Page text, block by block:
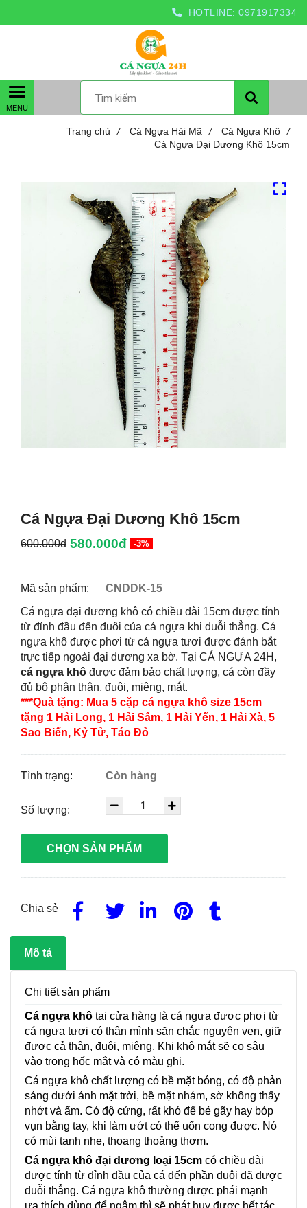
HOTLINE: 0971917334
Trang chủ / Cá Ngựa Hải Mã / Cá Ngựa Khô
/
Cá Ngựa Đại Dương Khô 15cm
Cá Ngựa Đại Dương Khô 15cm
600.000đ 580.000đ -3%
Mã sản phẩm:
CNDDK-15
Cá ngựa đại dương khô có chiều dài 15cm được tính
từ đỉnh đầu đến đuôi của cá ngựa khi duỗi thẳng. Cá
ngựa khô được phơi từ cá ngựa tươi được đánh bắt
trực tiếp ngoài đại dương xa bờ. Tại CÁ NGỰA 24H,
cá ngựa khô được đảm bảo chất lượng, cá còn đầy
đủ bộ phận thân, đuôi, miệng, mắt.
***Quà tặng: Mua 5 cặp cá ngựa khô size 15cm
tặng 1 Hải Long, 1 Hải Sâm, 1 Hải Yến, 1 Hải Xà, 5
Sao Biển, Kỷ Tử, Táo Đỏ
Tình trạng: Còn hàng
Số lượng:
CHỌN SẢN PHẨM
Chia sẻ
Mô tả
Chi tiết sản phẩm
Cá ngựa khô tại cửa hàng là cá ngựa được phơi từ
cá ngựa tươi có thân mình săn chắc nguyên vẹn, giữ
được cả thân, đuôi, miệng. Khi khô mắt sẽ co sâu
vào trong hốc mắt và có màu ghi.
Cá ngựa khô chất lượng có bề mặt bóng, có độ phản
sáng dưới ánh mặt trời, bề mặt nhám, sờ không thấy
nhớt và ẩm. Có độ cứng, rất khó để bẻ gãy hay bóp
vụn bằng tay, khi làm ướt có thể uốn cong được. Nó
có mùi tanh nhẹ, thoang thoảng thơm.
Cá ngựa khô đại dương loại 15cm có chiều dài
được tính từ đỉnh đầu của cá đến phần đuôi đã được
duỗi thẳng. Cá ngựa khô thường được phái mạnh
ưa thích dùng để ngâm thì sẽ phát huy được hết tác